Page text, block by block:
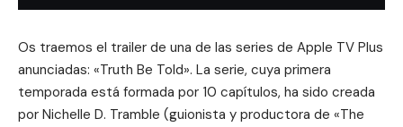
Os traemos el trailer de una de las series de Apple TV Plus
anunciadas: «Truth Be Told». La serie, cuya primera
temporada está formada por 10 capítulos, ha sido creada
por Nichelle D. Tramble (guionista y productora de «The